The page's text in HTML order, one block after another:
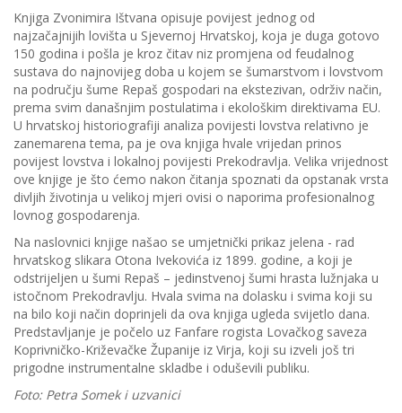
Knjiga Zvonimira Ištvana opisuje povijest jednog od
najzačajnijih lovišta u Sjevernoj Hrvatskoj, koja je duga gotovo
150 godina i pošla je kroz čitav niz promjena od feudalnog
sustava do najnovijeg doba u kojem se šumarstvom i lovstvom
na području šume Repaš gospodari na ekstezivan, održiv način,
prema svim današnjim postulatima i ekološkim direktivama EU.
U hrvatskoj historiografiji analiza povijesti lovstva relativno je
zanemarena tema, pa je ova knjiga hvale vrijedan prinos
povijest lovstva i lokalnoj povijesti Prekodravlja. Velika vrijednost
ove knjige je što ćemo nakon čitanja spoznati da opstanak vrsta
divljih životinja u velikoj mjeri ovisi o naporima profesionalnog
lovnog gospodarenja.
Na naslovnici knjige našao se umjetnički prikaz jelena - rad
hrvatskog slikara Otona Ivekovića iz 1899. godine, a koji je
odstrijeljen u šumi Repaš – jedinstvenoj šumi hrasta lužnjaka u
istočnom Prekodravlju. Hvala svima na dolasku i svima koji su
na bilo koji način doprinjeli da ova knjiga ugleda svijetlo dana.
Predstavljanje je počelo uz Fanfare rogista Lovačkog saveza
Koprivničko-Križevačke Županije iz Virja, koji su izveli još tri
prigodne instrumentalne skladbe i oduševili publiku.
Foto: Petra Somek i uzvanici